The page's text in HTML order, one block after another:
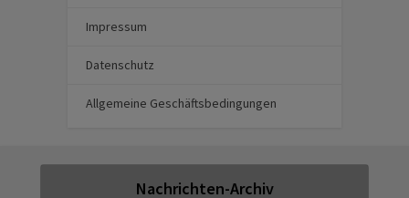
Impressum
Datenschutz
Allgemeine Geschäftsbedingungen
Nachrichten-Archiv